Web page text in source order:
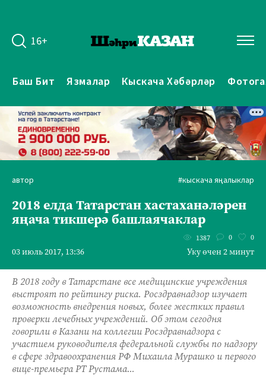
16+
Баш Бит Язмалар Кыскача Хәбәрләр
автор #кыскача яңалыклар
2018 елда Татарстан хастаханәләрен
яңача тикшерә башлаячаклар
03 июль 2017, 13:36
1387 0 0
Уку өчен 2 минут
В 2018 году в Татарстане все медицинские учреждения
выстроят по рейтингу риска. Росздравнадзор изучает
возможность внедрения новых, более жестких правил
проверки лечебных учреждений. Об этом сегодня
говорили в Казани на коллегии Росздравнадзора с
участием руководителя федеральной службы по надзору
в сфере здравоохранения РФ Михаила Мурашко и первого
вице-премьера РТ Рустама...